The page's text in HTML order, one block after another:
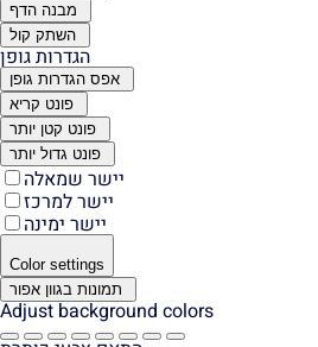
מבנה הדף
השתק קול
הגדרות גופן
אפס הגדרות גופן
פונט קריא
פונט קטן יותר
פונט גדול יותר
יישר שמאלה
יישר למרכז
יישר ימינה
Color settings
תמונות בגוון אפור
Adjust background colors